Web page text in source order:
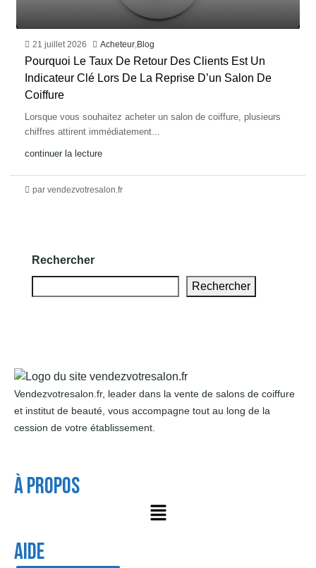
21 juillet 2026 Acheteur,Blog
Pourquoi Le Taux De Retour Des Clients Est Un
Indicateur Clé Lors De La Reprise D’un Salon De
Coiffure
Lorsque vous souhaitez acheter un salon de coiffure, plusieurs
chiffres attirent immédiatement...
continuer la lecture
par vendezvotresalon.fr
Rechercher
Rechercher
Vendezvotresalon.fr, leader dans la vente de salons de coiffure
et institut de beauté, vous accompagne tout au long de la
cession de votre établissement.
À Propos
AIDE